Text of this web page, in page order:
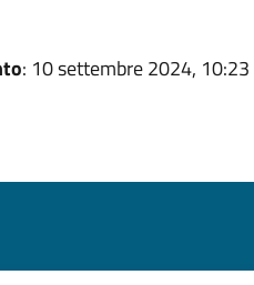
: 10 settembre 2024, 10:23